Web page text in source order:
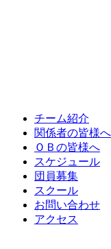
チーム紹介
関係者の皆様へ
ＯＢの皆様へ
スケジュール
団員募集
スクール
お問い合わせ
アクセス